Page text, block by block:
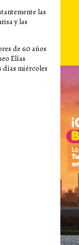
las
y las
de 60 años
Elías
días miércoles